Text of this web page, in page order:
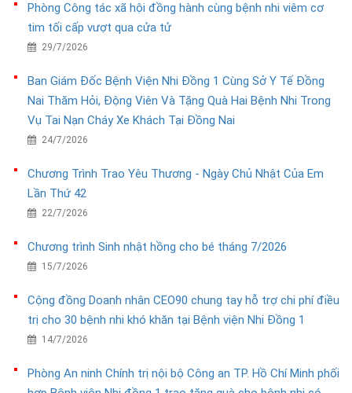
Phòng Công tác xã hội đồng hành cùng bệnh nhi viêm cơ
tim tối cấp vượt qua cửa tử
29/7/2026
Ban Giám Đốc Bệnh Viện Nhi Đồng 1 Cùng Sở Y Tế Đồng
Nai Thăm Hỏi, Động Viên Và Tặng Quà Hai Bệnh Nhi Trong
Vụ Tai Nạn Cháy Xe Khách Tại Đồng Nai
24/7/2026
Chương Trình Trao Yêu Thương - Ngày Chủ Nhật Của Em
Lần Thứ 42
22/7/2026
Chương trình Sinh nhật hồng cho bé tháng 7/2026
15/7/2026
Cộng đồng Doanh nhân CEO90 chung tay hỗ trợ chi phí điều
trị cho 30 bệnh nhi khó khăn tại Bệnh viện Nhi Đồng 1
14/7/2026
Phòng An ninh Chính trị nội bộ Công an TP. Hồ Chí Minh phối